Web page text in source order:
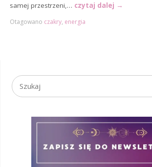
samej przestrzeni,… czytaj dalej →
Otagowano czakry, energia